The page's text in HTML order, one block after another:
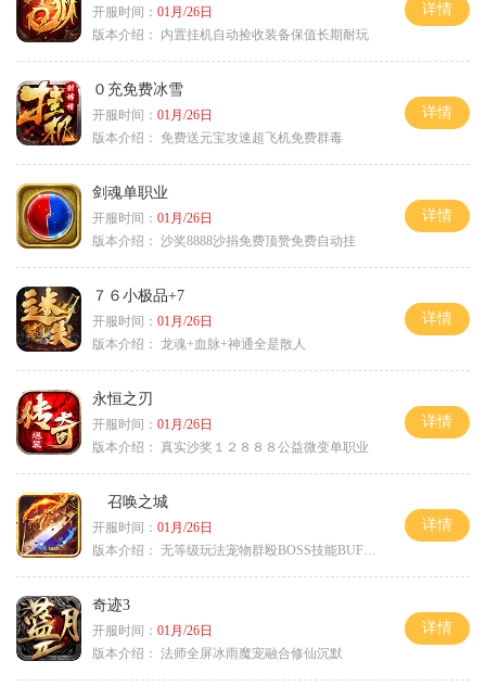
开服时间： 01月/26日
版本介绍：
内置挂机自动捡收装备保值长期耐玩
详情
０充免费冰雪
开服时间： 01月/26日
版本介绍： 免费送元宝攻速超飞机免费群毒
详情
剑魂单职业
开服时间： 01月/26日
版本介绍： 沙奖8888沙捐免费顶赞免费自动挂
详情
７６小极品+7
开服时间： 01月/26日
版本介绍： 龙魂+血脉+神通全是散人
详情
永恒之刃
开服时间： 01月/26日
版本介绍： 真实沙奖１２８８８公益微变单职业
详情
召唤之城
开服时间： 01月/26日
版本介绍： 无等级玩法宠物群殴BOSS技能BUFF铭文B
详情
奇迹3
开服时间： 01月/26日
版本介绍： 法师全屏冰雨魔宠融合修仙沉默
详情